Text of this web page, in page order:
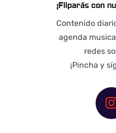
¡Fliparás con
Contenido
agenda
redes
¡Pincha y